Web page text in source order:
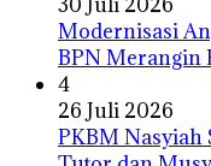
Modernisasi
BPN Merangin
4
26 Juli 2026
PKBM Nasyiah